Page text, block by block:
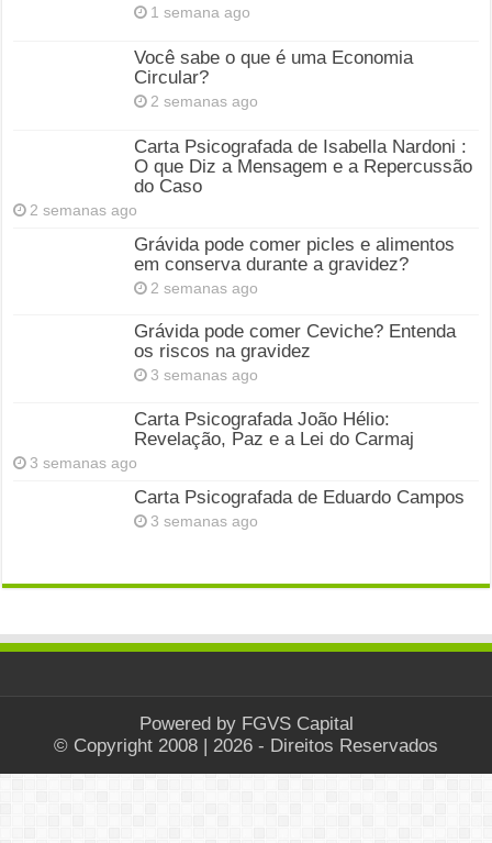
1 semana ago
Você sabe o que é uma Economia
Circular?
2 semanas ago
Carta Psicografada de Isabella Nardoni :
O que Diz a Mensagem e a Repercussão
do Caso
2 semanas ago
Grávida pode comer picles e alimentos
em conserva durante a gravidez?
2 semanas ago
Grávida pode comer Ceviche? Entenda
os riscos na gravidez
3 semanas ago
Carta Psicografada João Hélio:
Revelação, Paz e a Lei do Carmaj
3 semanas ago
Carta Psicografada de Eduardo Campos
3 semanas ago
Powered by FGVS Capital
© Copyright 2008 | 2026 - Direitos Reservados